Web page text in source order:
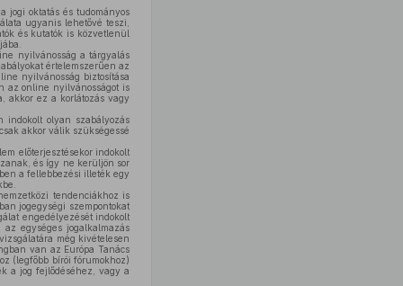
jogi oktatás és tudományos
ugyanis lehetővé teszi,
és kutatók is közvetlenül
nyilvánosság a tárgyalás
értelemszerűen az
nyilvánosság biztosítása
az online nyilvánosságot is
akkor ez a korlátozás vagy
indokolt olyan szabályozás
akkor válik szükségessé
előterjesztésekor indokolt
és így ne kerüljön sor
a fellebbezési illeték egy
tendenciákhoz is
jogegységi szempontokat
engedélyezését indokolt
egységes jogalkalmazás
még kivételesen
van az Európa Tanács
(legfőbb bírói fórumokhoz)
a jog fejlődéséhez, vagy a